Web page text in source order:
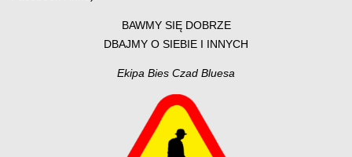
BAWMY SIĘ DOBRZE
DBAJMY O SIEBIE I INNYCH
Ekipa Bies Czad Bluesa